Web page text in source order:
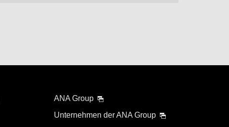
ANA Group
Unternehmen der ANA Group